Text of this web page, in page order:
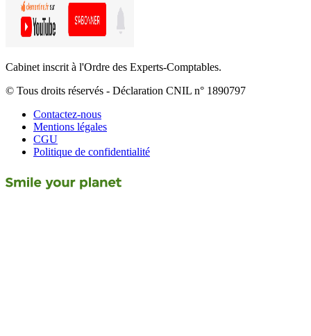
Cabinet inscrit à l'Ordre des Experts-Comptables.
© Tous droits réservés - Déclaration CNIL n° 1890797
Contactez-nous
Mentions légales
CGU
Politique de confidentialité